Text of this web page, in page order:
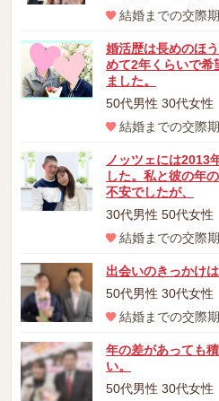
結婚までの交際
婚活歴は長めのほ
めて2年くらいで希
ました。
50代男性 30代女性
結婚までの交際
ノッツェには2013
した。私と彼の年
不安でしたが、
30代男性 50代女性
結婚までの交際
出会いのきっかけ
50代男性 30代女性
結婚までの交際
年の差があっても
い。
50代男性 30代女性